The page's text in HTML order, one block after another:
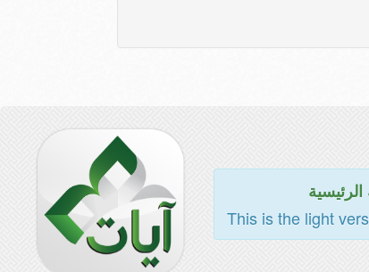
This is the light